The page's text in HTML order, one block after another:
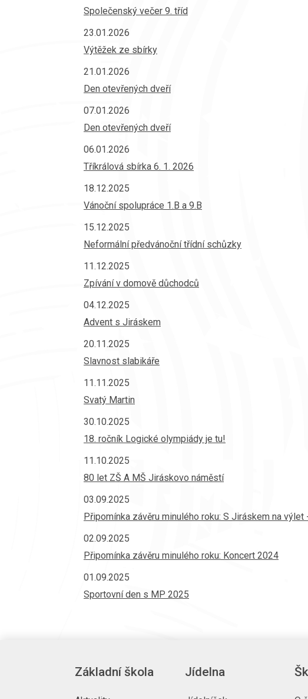
Společenský večer 9. tříd
23.01.2026
Výtěžek ze sbírky
21.01.2026
Den otevřených dveří
07.01.2026
Den otevřených dveří
06.01.2026
Tříkrálová sbírka 6. 1. 2026
18.12.2025
Vánoční spolupráce 1.B a 9.B
15.12.2025
Neformální předvánoční třídní schůzky
11.12.2025
Zpívání v domově důchodců
04.12.2025
Advent s Jiráskem
20.11.2025
Slavnost slabikáře
11.11.2025
Svatý Martin
30.10.2025
18. ročník Logické olympiády je tu!
11.10.2025
80 let ZŠ A MŠ Jiráskovo náměstí
03.09.2025
Připomínka závěru minulého roku: S Jiráskem na
02.09.2025
Připomínka závěru minulého roku: Koncert 2024
01.09.2025
Sportovní den s MP 2025
Základní škola Jídelna